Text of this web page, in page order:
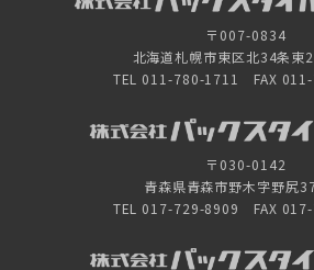
〒007-0834
北海道札幌市東区北34条東
TEL 011-780-1711 FAX
〒030-0142
青森県青森市野木字野尻
TEL 017-729-8909 FAX